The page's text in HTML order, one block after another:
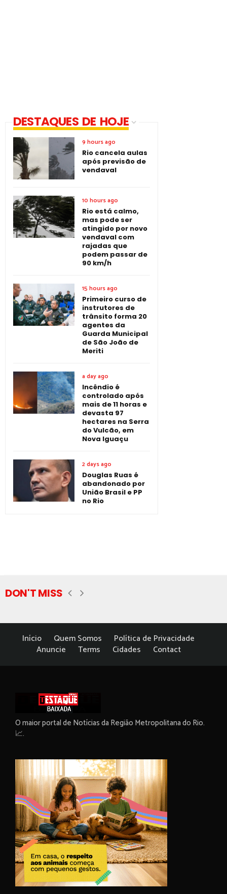
DESTAQUES DE HOJE
9 hours ago
Rio cancela aulas
após previsão de
vendaval
10 hours ago
Rio está calmo,
mas pode ser
atingido por novo
vendaval com
rajadas que
podem passar de
90 km/h
15 hours ago
Primeiro curso de
instrutores de
trânsito forma 20
agentes da
Guarda Municipal
de São João de
Meriti
a day ago
Incêndio é
controlado após
mais de 11 horas e
devasta 97
hectares na Serra
do Vulcão, em
Nova Iguaçu
2 days ago
Douglas Ruas é
abandonado por
União Brasil e PP
no Rio
DON'T MISS
Início Quem Somos
Política de Privacidade
Anuncie
Terms Cidades Contact
O maior portal de Notícias da Região Metropolitana do Rio.
📈.